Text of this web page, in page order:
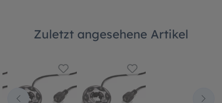
Zuletzt angesehene Artikel